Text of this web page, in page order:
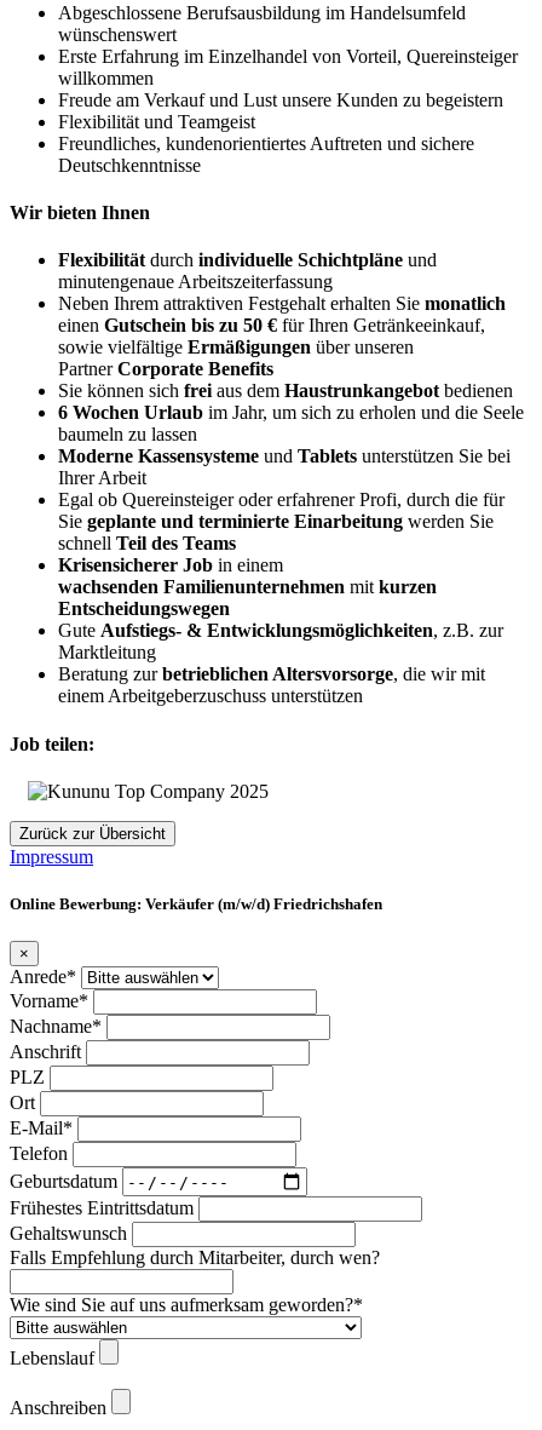
Abgeschlossene Berufsausbildung im Handelsumfeld
wünschenswert
Erste Erfahrung im Einzelhandel von Vorteil, Quereinsteiger
willkommen
Freude am Verkauf und Lust unsere Kunden zu begeistern
Flexibilität und Teamgeist
Freundliches, kundenorientiertes Auftreten und sichere
Deutschkenntnisse
Wir bieten Ihnen
Flexibilitätdurch individuelle Schichtpläne und
minutengenaue Arbeitszeiterfassung
Neben Ihrem attraktiven Festgehalt erhalten Sie monatlich
einen Gutschein bis zu 50 € für Ihren Getränkeeinkauf,
sowie vielfältige Ermäßigungen über unseren
PartnerCorporate Benefits
Sie können sich freiaus dem Haustrunkangebotbedienen
6 Wochen Urlaub im Jahr, um sich zu erholen und die Seele
baumeln zu lassen
Moderne Kassensysteme und Tablets unterstützen Sie bei
Ihrer Arbeit
Egal ob Quereinsteiger oder erfahrener Profi, durch die für
Sie geplante und terminierte Einarbeitung werden Sie
schnell Teil des Teams
Krisensicherer Job in einem
wachsenden Familienunternehmen mitkurzen
Entscheidungswegen
Gute Aufstiegs- & Entwicklungsmöglichkeiten, z.B. zur
Marktleitung
Beratung zurbetrieblichen Altersvorsorge, die wir mit
einem Arbeitgeberzuschuss unterstützen
Job teilen:
Zurück zur Übersicht
Impressum
Online Bewerbung: Verkäufer (m/w/d) Friedrichshafen
×
Anrede*
Vorname*
Nachname*
Anschrift
PLZ
Ort
E-Mail*
Telefon
Geburtsdatum
Frühestes Eintrittsdatum
Gehaltswunsch
Falls Empfehlung durch Mitarbeiter, durch wen?
Wie sind Sie auf uns aufmerksam geworden?*
Lebenslauf
Anschreiben